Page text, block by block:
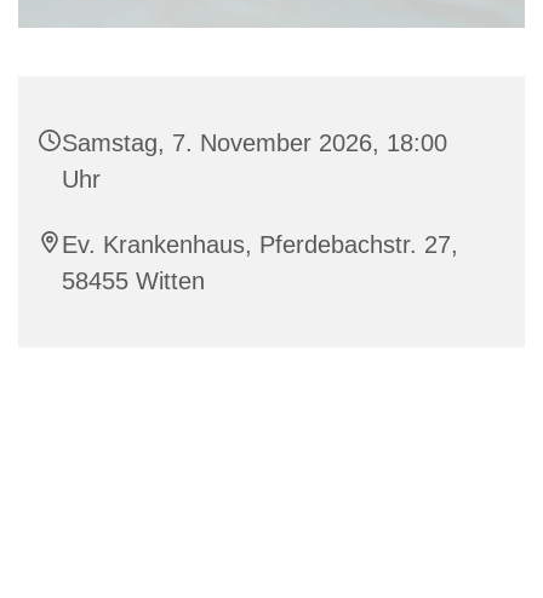
Samstag, 7. November 2026, 18:00
Uhr
Ev. Krankenhaus, Pferdebachstr. 27,
58455 Witten